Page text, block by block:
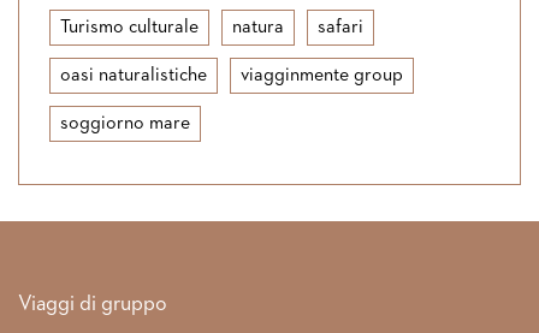
Turismo culturale natura safari
oasi naturalistiche viagginmente group
soggiorno mare
Link rapidi
Viaggi di gruppo